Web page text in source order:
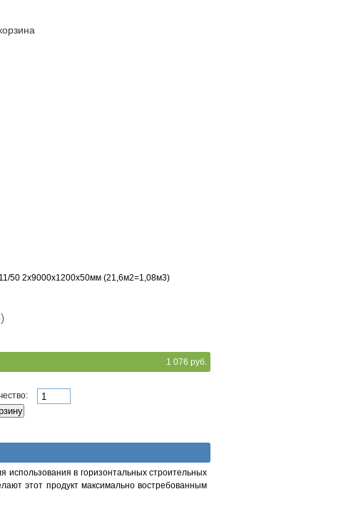
50 2х9000х1200х50мм (21,6м2=1,08м3)
1 076 руб.
в горизонтальных строительных
этот продукт максимально востребованным